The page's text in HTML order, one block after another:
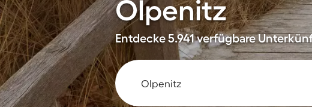
Olpenitz
Entdecke 5.941 verfügbare